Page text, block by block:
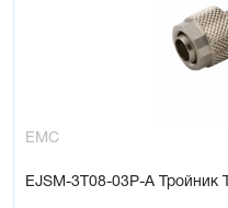
EMC
EJSM-3T08-03P-A Тройник